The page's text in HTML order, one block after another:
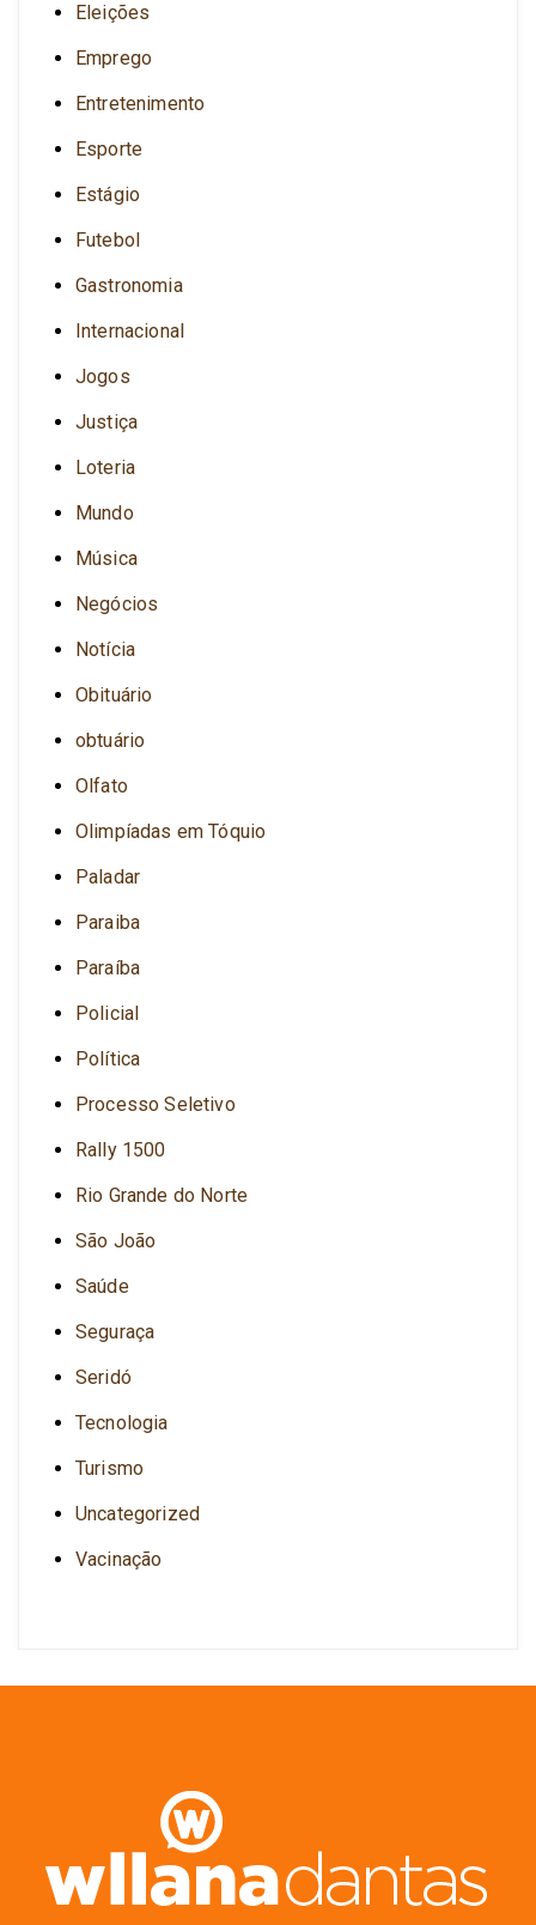
Eleições
Emprego
Entretenimento
Esporte
Estágio
Futebol
Gastronomia
Internacional
Jogos
Justiça
Loteria
Mundo
Música
Negócios
Notícia
Obituário
obtuário
Olfato
Olimpíadas em Tóquio
Paladar
Paraiba
Paraíba
Policial
Política
Processo Seletivo
Rally 1500
Rio Grande do Norte
São João
Saúde
Seguraça
Seridó
Tecnologia
Turismo
Uncategorized
Vacinação